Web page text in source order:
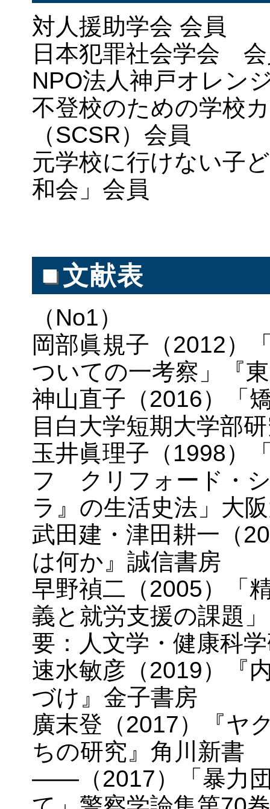
対人援助学会 会員
日本犯罪社会学会
NPO法人神戸オレン
不登校のための学校
（SCSR）会員
元学校に行けない子
和会」会員
■文献表
（No1）
岡部眞規子（2012）
ついての一考察」『
神山直子（2016）「
目白大学短期大学部
玉井眞理子（1998）
フ クリフォード・
ラ』の生活史法」大
武田建・津田耕一（
は何か』誠信書房
早野禎二（2005）「
義と就労支援の課題
要：人文学・健康科
速水敏彦（2019）『
づけ』金子書房
廣末登（2017）『ヤ
ちの研究』角川新書
――（2017）「暴力